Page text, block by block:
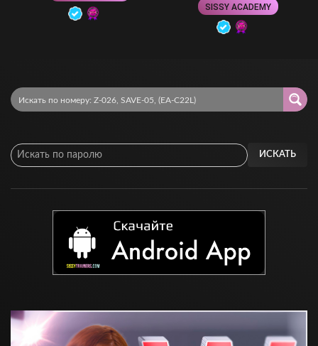
SISSY ACADEMY
ИСКАТЬ